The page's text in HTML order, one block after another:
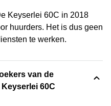
Keyserlei 60C in 2018
huurders. Het is dus geen
te werken.
van de
60C